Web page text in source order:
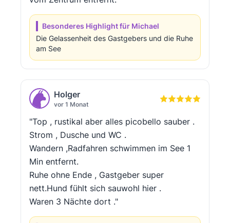
Besonderes Highlight für Michael
Die Gelassenheit des Gastgebers und die Ruhe
am See
Holger
vor 1 Monat
"Top , rustikal aber alles picobello sauber .
Strom , Dusche und WC .
Wandern ,Radfahren schwimmen im See 1
Min entfernt.
Ruhe ohne Ende , Gastgeber super
nett.Hund fühlt sich sauwohl hier .
Waren 3 Nächte dort ."